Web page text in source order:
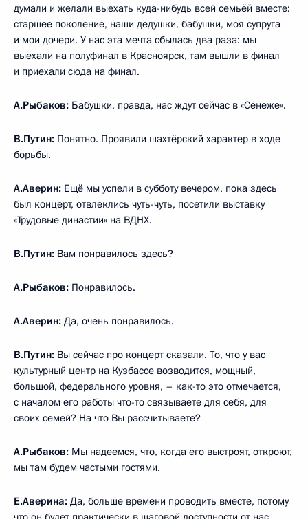
думали и желали выехать куда-нибудь всей семьёй вместе:
старшее поколение, наши дедушки, бабушки, моя супруга
и мои дочери. У нас эта мечта сбылась два раза: мы
выехали на полуфинал в Красноярск, там вышли в финал
и приехали сюда на финал.
А.Рыбаков: Бабушки, правда, нас ждут сейчас в «Сенеже».
В.Путин: Понятно. Проявили шахтёрский характер в ходе
борьбы.
А.Аверин: Ещё мы успели в субботу вечером, пока здесь
был концерт, отвлеклись чуть-чуть, посетили выставку
«Трудовые династии» на ВДНХ.
В.Путин: Вам понравилось здесь?
А.Рыбаков: Понравилось.
А.Аверин: Да, очень понравилось.
В.Путин: Вы сейчас про концерт сказали. То, что у вас
культурный центр на Кузбассе возводится, мощный,
большой, федерального уровня, – как-то это отмечается,
с началом его работы что-то связываете для себя, для
своих семей? На что Вы рассчитываете?
А.Рыбаков: Мы надеемся, что, когда его выстроят, откроют,
мы там будем частыми гостями.
Е.Аверина: Да, больше времени проводить вместе, потому